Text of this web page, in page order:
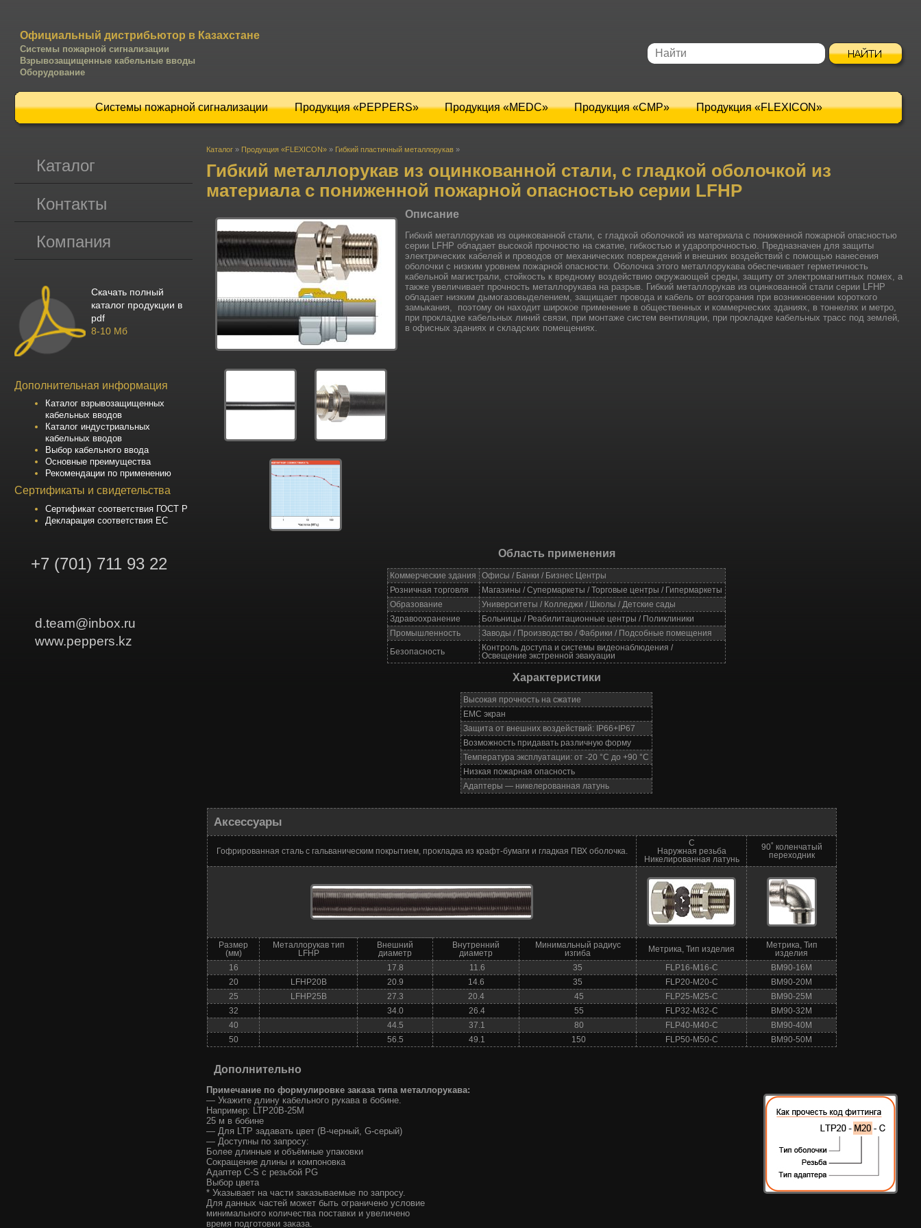
Официальный дистрибьютор в Казахстане
Системы пожарной сигнализации
Взрывозащищенные кабельные вводы
Оборудование
Системы пожарной сигнализации Продукция «PEPPERS» Продукция «MEDC» Продукция «CMP» Продукция «FLEXICON»
Каталог » Продукция «FLEXICON» » Гибкий пластичный металлорукав »
Гибкий металлорукав из оцинкованной стали, с гладкой оболочкой из
материала с пониженной пожарной опасностью серии LFHP
Описание
Гибкий металлорукав из оцинкованной стали, с гладкой оболочкой из материала с пониженной пожарной опасностью
серии LFHP обладает высокой прочностю на сжатие, гибкостью и ударопрочностью. Предназначен для защиты
электрических кабелей и проводов от механических повреждений и внешних воздействий с помощью нанесения
оболочки с низким уровнем пожарной опасности. Оболочка этого металлорукава обеспечивает герметичность
кабельной магистрали, стойкость к вредному воздействию окружающей среды, защиту от электромагнитных помех, а
также увеличивает прочность металлорукава на разрыв. Гибкий металлорукав из оцинкованной стали серии LFHP
обладает низким дымогазовыделением, защищает провода и кабель от возгорания при возникновении короткого
замыкания, поэтому он находит широкое применение в общественных и коммерческих зданиях, в тоннелях и метро,
при прокладке кабельных линий связи, при монтаже систем вентиляции, при прокладке кабельных трасс под землей,
в офисных зданиях и складских помещениях.
Область применения
Коммерческие здания
Офисы / Банки / Бизнес Центры
Розничная торговля
Магазины / Супермаркеты / Торговые центры / Гипермаркеты
Образование
Университеты / Колледжи / Школы / Детские сады
Здравоохранение
Больницы / Реабилитационные центры / Поликлиники
Промышленность
Заводы / Производство / Фабрики / Подсобные помещения
Безопасность
Контроль доступа и системы видеонаблюдения /
Освещение экстренной эвакуации
Характеристики
Высокая прочность на сжатие
EMC экран
Защита от внешних воздействий: IP66+IP67
Возможность придавать различную форму
Температура эксплуатации: от -20 °C до +90 °C
Низкая пожарная опасность
Адаптеры — никелерованная латунь
Аксессуары
Гофрированная сталь с гальваническим покрытием, прокладка из крафт-бумаги и гладкая ПВХ оболочка.
C
Наружная резьба
Никелированная латунь
90˚ коленчатый
переходник
Размер
(мм)
Металлорукав тип
LFHP
Внешний
диаметр
Внутренний
диаметр
Минимальный радиус
изгиба
Метрика, Тип изделия
Метрика, Тип
изделия
16
17.8 11.6 35 FLP16‑M16‑C
BM90‑16M
20
LFHP20B 20.9 14.6 35 FLP20‑M20‑C
BM90‑20M
25
LFHP25B 27.3 20.4 45 FLP25‑M25‑C
BM90‑25M
32
34.0 26.4 55 FLP32‑M32‑C
BM90‑32M
40
44.5 37.1 80 FLP40‑M40‑C
BM90‑40M
50
56.5 49.1 150 FLP50‑M50‑C BM90‑50M
Дополнительно
Примечание по формулировке заказа типа металлорукава:
— Укажите длину кабельного рукава в бобине.
Например: LTP20B-25M
25 м в бобине
— Для LTP задавать цвет (B-черный, G-серый)
— Доступны по запросу:
Более длинные и объёмные упаковки
Сокращение длины и компоновка
Адаптер C-S с резьбой PG
Выбор цвета
* Указывает на части заказываемые по запросу.
Для данных частей может быть ограничено условие
минимального количества поставки и увеличено
время подготовки заказа.
Каталог
Контакты
Компания
Скачать полный
каталог продукции в
pdf
8-10 Мб
Дополнительная информация
Каталог взрывозащищенных
кабельных вводов
Каталог индустриальных
кабельных вводов
Выбор кабельного ввода
Основные преимущества
Рекомендации по применению
Сертификаты и свидетельства
Сертификат соответствия ГОСТ Р
Декларация соответствия ЕС
+7 (701) 711 93 22
d.team@inbox.ru
www.peppers.kz